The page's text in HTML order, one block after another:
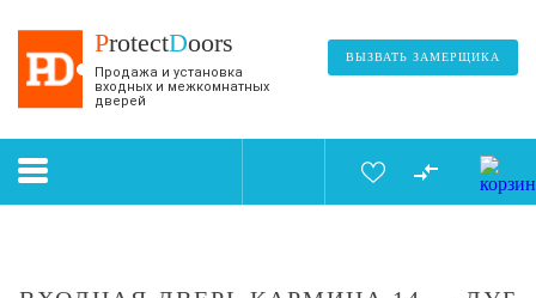
ProtectDoors
Продажа и установка
входных и межкомнатных
дверей
ВЫЗВАТЬ ЗАМЕРЩИКА